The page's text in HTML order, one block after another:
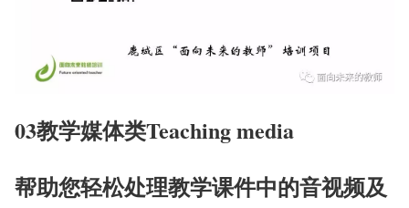
03教学媒体类Teaching media
帮助您轻松处理教学课件中的音视频及